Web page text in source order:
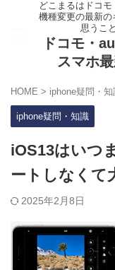
どこまるはドコ
機種変更の最新
思うこ
ドコモ・
スマホ
HOME > iphone疑問・知
iphone疑問・知識
iOS13はいつ
ートしなくて
2025年2月8日